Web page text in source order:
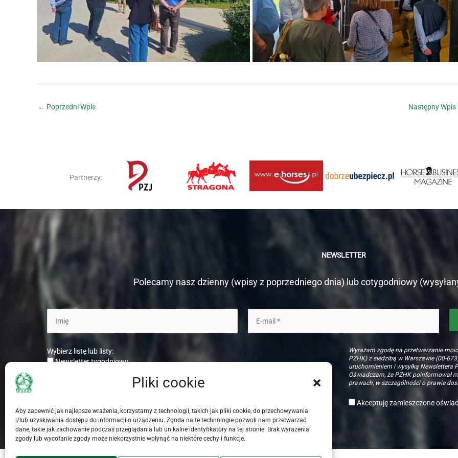
Pliki cookie
Aby zapewnić jak najlepsze wrażenia, korzystamy z technologii, takich jak pliki cookie, do przechowywania
i/lub uzyskiwania dostępu do informacji o urządzeniu. Zgoda na te technologie pozwoli nam przetwarzać
dane, takie jak zachowanie podczas przeglądania lub unikalne identyfikatory na tej stronie. Brak wyrażenia
zgody lub wycofanie zgody może niekorzystnie wpłynąć na niektóre cechy i funkcje.
← Poprzedni Wpis Następny Wpis
Partnerzy:
NEWSLETTER
Polecamy nasz dzienny (wpisy z poprzedniego dnia) lub cotygodniowy
Wybierz listę lub listy:
Newsletter tygodniowy
Wyrażam zgodę na przetwarzanie
PZHK) z siedzibą w Warszawie (00-
uruchomieniem i wysyłką Newslettera
Oświadczam, że PZHK poinformował
prawach, w szczególności o prawie
Akceptuję zamieszczone